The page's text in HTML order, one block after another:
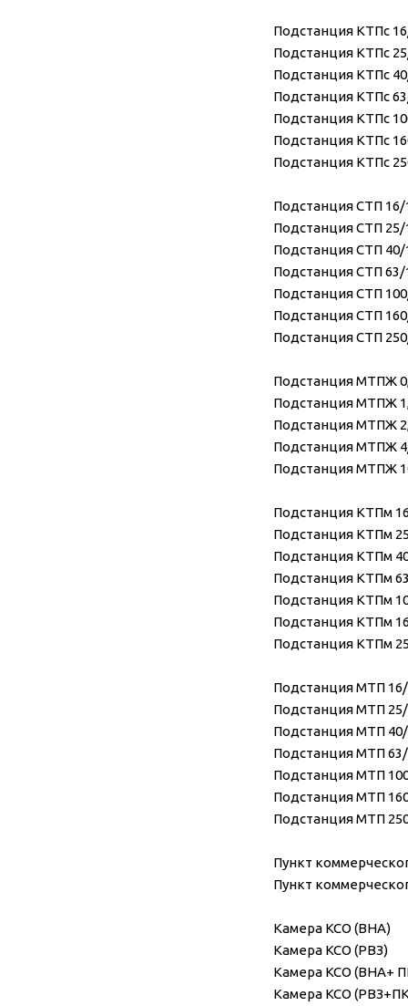
Подстанция КТПс
Подстанция КТПс
Подстанция КТПс
Подстанция КТПс
Подстанция КТПс
Подстанция КТПс
Подстанция КТПс
Подстанция СТП 16/
Подстанция СТП 25/
Подстанция СТП 40/
Подстанция СТП 63/
Подстанция СТП
Подстанция СТП
Подстанция СТП
Подстанция МТПЖ
Подстанция МТПЖ
Подстанция МТПЖ
Подстанция МТПЖ
Подстанция МТПЖ
Подстанция КТПм
Подстанция КТПм
Подстанция КТПм
Подстанция КТПм
Подстанция КТПм
Подстанция КТПм
Подстанция КТПм
Подстанция МТП 16/
Подстанция МТП 25/
Подстанция МТП 40/
Подстанция МТП 63/
Подстанция МТП
Подстанция МТП
Подстанция МТП
Пункт
Пункт
Камера КСО (ВНА)
Камера КСО (РВЗ)
Камера КСО (ВНА+
Камера КСО